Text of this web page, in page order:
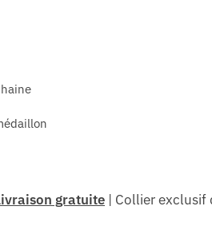
gratuite | Collier exclusif